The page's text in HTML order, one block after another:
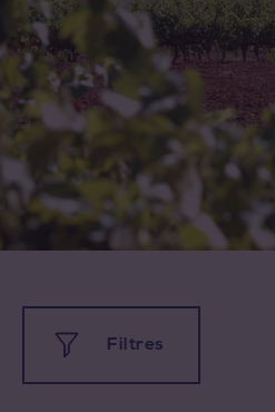
Filtres
Coteaux d'Aix-en-Provence